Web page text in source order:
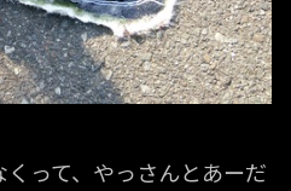
って、やっさんとあーだ